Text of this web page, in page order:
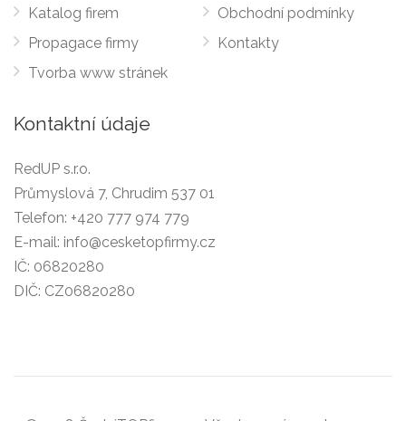
Katalog firem
Propagace firmy
Tvorba www stránek
Obchodní podmínky
Kontakty
Kontaktní údaje
RedUP s.r.o.
Průmyslová 7, Chrudim 537 01
Telefon: +420 777 974 779
E-mail: info@cesketopfirmy.cz
IČ: 06820280
DIČ: CZ06820280